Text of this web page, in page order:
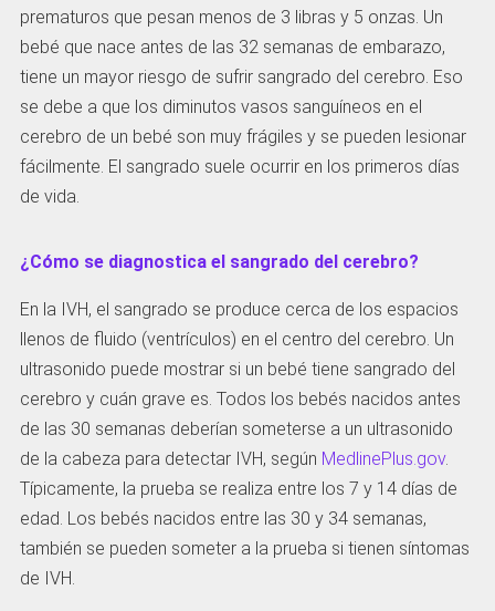
prematuros que pesan menos de 3 libras y 5 onzas. Un
bebé que nace antes de las 32 semanas de embarazo,
tiene un mayor riesgo de sufrir sangrado del cerebro. Eso
se debe a que los diminutos vasos sanguíneos en el
cerebro de un bebé son muy frágiles y se pueden lesionar
fácilmente. El sangrado suele ocurrir en los primeros días
de vida.
¿Cómo se diagnostica el sangrado del cerebro?
En la IVH, el sangrado se produce cerca de los espacios
llenos de fluido (ventrículos) en el centro del cerebro. Un
ultrasonido puede mostrar si un bebé tiene sangrado del
cerebro y cuán grave es. Todos los bebés nacidos antes
de las 30 semanas deberían someterse a un ultrasonido
de la cabeza para detectar IVH, según MedlinePlus.gov.
Típicamente, la prueba se realiza entre los 7 y 14 días de
edad. Los bebés nacidos entre las 30 y 34 semanas,
también se pueden someter a la prueba si tienen síntomas
de IVH.